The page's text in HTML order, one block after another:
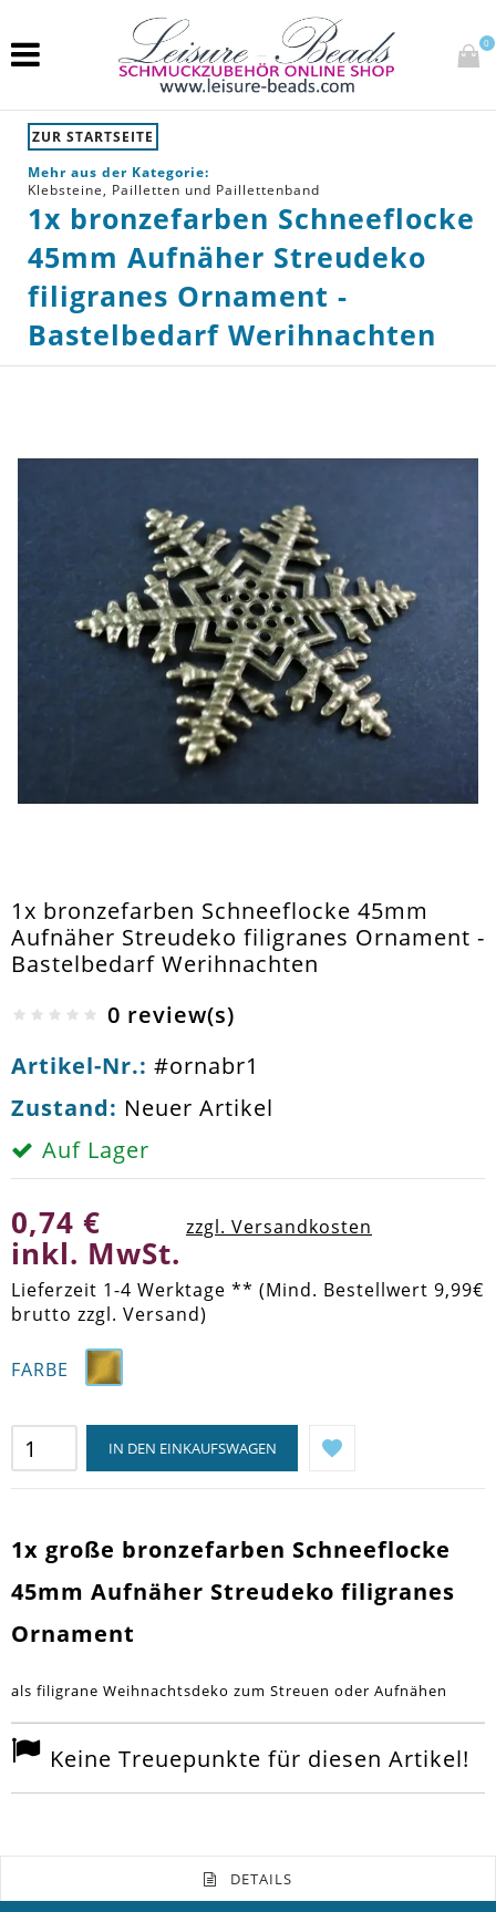
0
ZUR STARTSEITE
Mehr aus der Kategorie:
Klebsteine, Pailletten und Paillettenband
1x bronzefarben Schneeflocke
45mm Aufnäher Streudeko
filigranes Ornament -
Bastelbedarf Werihnachten
1x bronzefarben Schneeflocke 45mm
Aufnäher Streudeko filigranes Ornament -
Bastelbedarf Werihnachten
0 review(s)
Artikel-Nr.: #ornabr1
Zustand: Neuer Artikel
Auf Lager
0,74 €
inkl. MwSt.
zzgl. Versandkosten
Lieferzeit 1-4 Werktage ** (Mind. Bestellwert 9,99€
brutto zzgl. Versand)
FARBE
IN DEN EINKAUFSWAGEN
1x große bronzefarben Schneeflocke
45mm Aufnäher Streudeko filigranes
Ornament
als filigrane Weihnachtsdeko zum Streuen oder Aufnähen
Keine Treuepunkte für diesen Artikel!
DETAILS